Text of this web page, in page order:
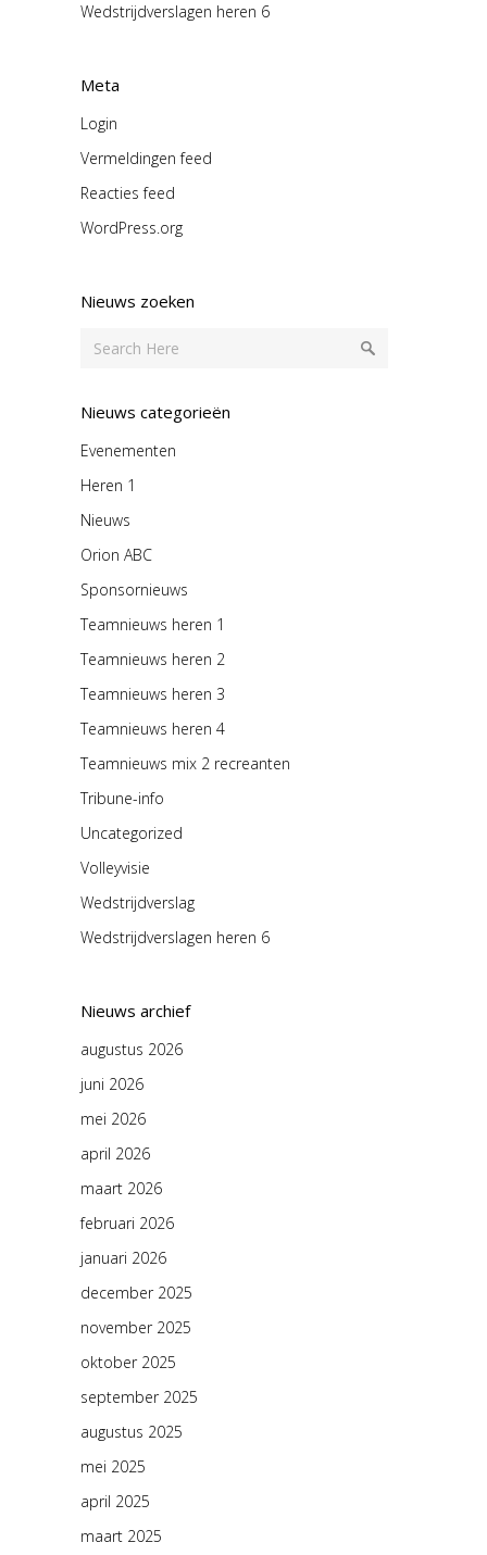
Wedstrijdverslagen heren 6
Meta
Login
Vermeldingen feed
Reacties feed
WordPress.org
Nieuws zoeken
Nieuws categorieën
Evenementen
Heren 1
Nieuws
Orion ABC
Sponsornieuws
Teamnieuws heren 1
Teamnieuws heren 2
Teamnieuws heren 3
Teamnieuws heren 4
Teamnieuws mix 2 recreanten
Tribune-info
Uncategorized
Volleyvisie
Wedstrijdverslag
Wedstrijdverslagen heren 6
Nieuws archief
augustus 2026
juni 2026
mei 2026
april 2026
maart 2026
februari 2026
januari 2026
december 2025
november 2025
oktober 2025
september 2025
augustus 2025
mei 2025
april 2025
maart 2025